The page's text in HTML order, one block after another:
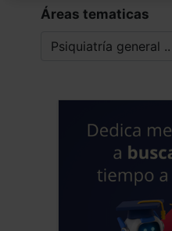
Áreas tematicas